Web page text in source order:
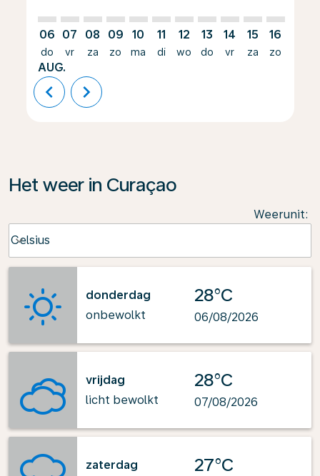
06
do
AUG.
07
vr
08
za
09
zo
10
ma
11
di
12
wo
13
do
14
vr
15
za
16
zo
chevron_left chevron_right
Het weer in Curaçao
Weerunit:
Celsius
keyboard_arrow_down
donderdag
onbewolkt
28°C
06/08/2026
vrijdag
licht bewolkt
28°C
07/08/2026
zaterdag
27°C